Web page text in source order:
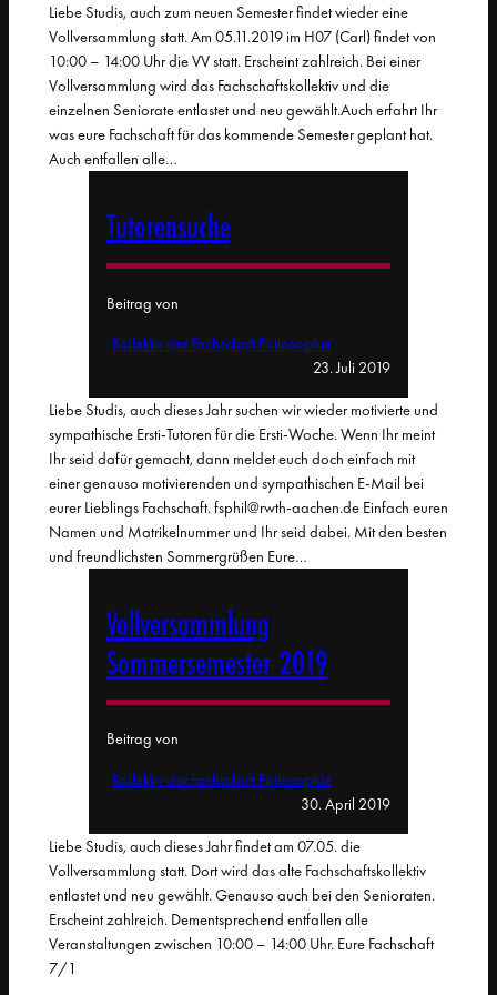
Liebe Studis, auch zum neuen Semester findet wieder eine
Vollversammlung statt. Am 05.11.2019 im H07 (Carl) findet von
10:00 – 14:00 Uhr die VV statt. Erscheint zahlreich. Bei einer
Vollversammlung wird das Fachschaftskollektiv und die
einzelnen Seniorate entlastet und neu gewählt.Auch erfahrt Ihr
was eure Fachschaft für das kommende Semester geplant hat.
Auch entfallen alle…
Tutorensuche
Beitrag von
Kollektiv der Fachschaft Philosophie
23. Juli 2019
Liebe Studis, auch dieses Jahr suchen wir wieder motivierte und
sympathische Ersti-Tutoren für die Ersti-Woche. Wenn Ihr meint
Ihr seid dafür gemacht, dann meldet euch doch einfach mit
einer genauso motivierenden und sympathischen E-Mail bei
eurer Lieblings Fachschaft. fsphil@rwth-aachen.de Einfach euren
Namen und Matrikelnummer und Ihr seid dabei. Mit den besten
und freundlichsten Sommergrüßen Eure…
Vollversammlung
Sommersemester 2019
Beitrag von
Kollektiv der Fachschaft Philosophie
30. April 2019
Liebe Studis, auch dieses Jahr findet am 07.05. die
Vollversammlung statt. Dort wird das alte Fachschaftskollektiv
entlastet und neu gewählt. Genauso auch bei den Senioraten.
Erscheint zahlreich. Dementsprechend entfallen alle
Veranstaltungen zwischen 10:00 – 14:00 Uhr. Eure Fachschaft
7/1